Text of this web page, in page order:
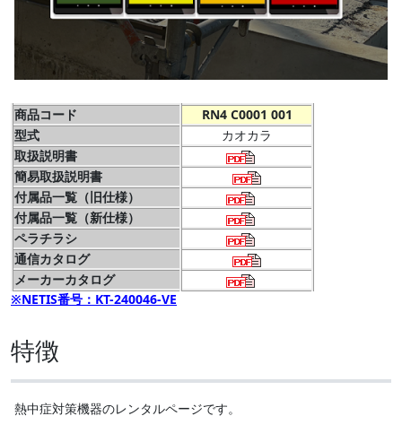
商品コード
RN4 C0001 001
型式
カオカラ
取扱説明書
簡易取扱説明書
付属品一覧（旧仕様）
付属品一覧（新仕様）
ペラチラシ
通信カタログ
メーカーカタログ
※NETIS番号：KT-240046-VE
特徴
熱中症対策機器のレンタルページです。